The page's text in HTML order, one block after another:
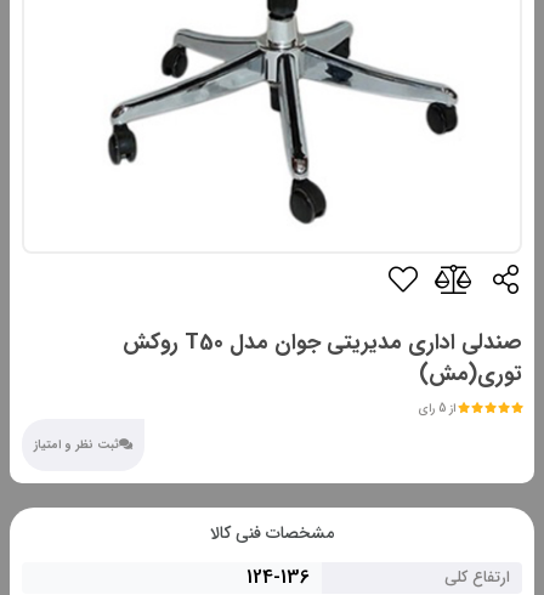
صندلی اداری مدیریتی جوان مدل T50 روکش
توری(مش)
از 5 رای
ثبت نظر و امتیاز
مشخصات فنی کالا
ارتفاع کلی 124-136